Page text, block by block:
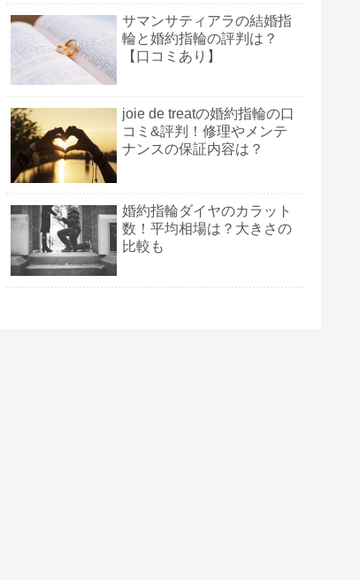
サマンサティアラの結婚指
輪と婚約指輪の評判は？
【口コミあり】
joie de treatの婚約指輪の口
コミ&評判！修理やメンテ
ナンスの保証内容は？
婚約指輪ダイヤのカラット
数！平均相場は？大きさの
比較も